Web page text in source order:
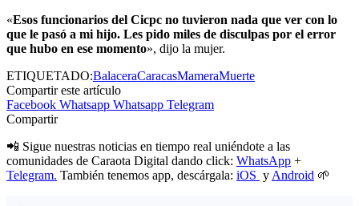
«Esos funcionarios del Cicpc no tuvieron nada que ver con lo
que le pasó a mi hijo. Les pido miles de disculpas por el error
que hubo en ese momento», dijo la mujer.
ETIQUETADO:BalaceraCaracasMameraMuerte
Compartir este artículo
Facebook Whatsapp Whatsapp Telegram
Compartir
📲 Sigue nuestras noticias en tiempo real uniéndote a las
comunidades de Caraota Digital dando click: WhatsApp +
Telegram. También tenemos app, descárgala: iOS y Android 🌱